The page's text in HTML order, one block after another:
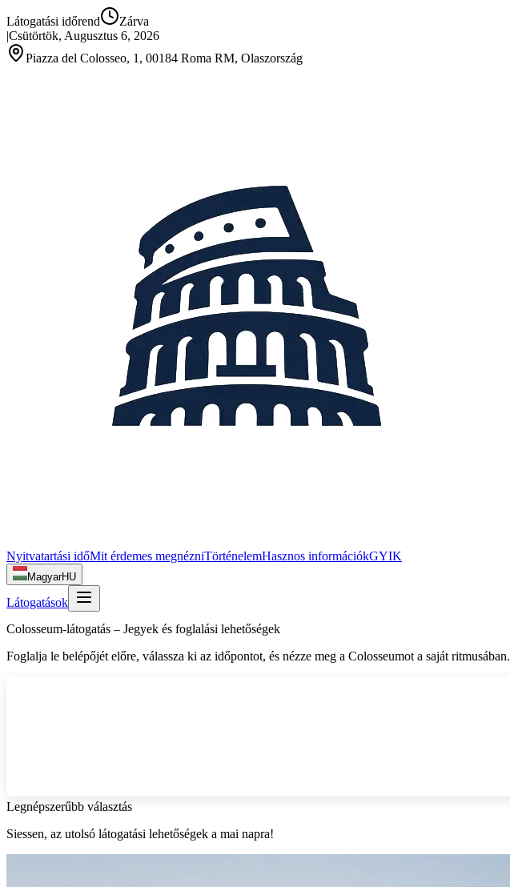
Látogatási időrend
Zárva
|Csütörtök, Augusztus 6, 2026
Piazza del Colosseo, 1, 00184 Roma RM, Olaszország
Nyitvatartási időMit érdemes megnézniTörténelemHasznos információkGYIK
MagyarHU
Látogatások
Colosseum‑látogatás – Jegyek és foglalási lehetőségek
Foglalja le belépőjét előre, válassza ki az időpontot, és nézze meg a Colosseumot a saját ritmusában.
Legnépszerűbb választás
Siessen, az utolsó látogatási lehetőségek a mai napra!